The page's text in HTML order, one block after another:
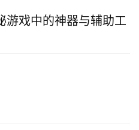
游戏中的神器与辅助工